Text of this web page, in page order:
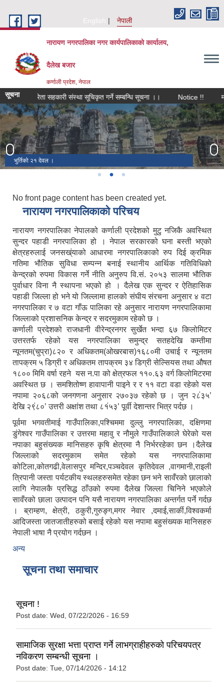
English
नेपाली
नारायण नगरपालिका नगर कार्यपालिकाको कार्यालय,
दैलेख बजार
कर्णाली प्रदेश, नेपाल
सूचना
विक्रेता सहकारी संस्था सूचिकृत गर्ने सम्बन्धि सूचना ।। Notice !!
बेलासपुर मन्दिर ।
भुर्तिको २१ देवल ।
जाहरकोटकाे एक देवल / पादुकाको एक सिलालेख ।
No front page content has been created yet.
नारायण नगरपालिकाको परिचय
नारायण नगरपालिका नेपालको कर्णाली प्रदेशको मुटु नजिकै अवस्थित
सुन्दर पहाडी नगरपालिका हो । नेपाल सरकारको घना बस्ती भएको
क्षेत्रहरुलाई जनसख्ंयाको आधारमा नगरपालिकाको रुप दिई क्रमिक
गतिमा भौतिक सुविधा सम्पन्न बनाई स्थानीय आर्थिक गतिविधिको
केन्द्रको रुपमा विकास गर्ने नीति अनुरुप वि.सं. २०५३ सालमा भौतिक
पुर्वाधार विना नै स्थापना भएको हो । दैलेख एक सुन्दर र ऐतिहासिक
पहाडी जिल्ला हो भने यो जिल्लामा हालको संघीय संरचना अनुसार ४ वटा
नगरपालिका र ७ वटा गाँऊ पालिका रहे अनुसार नारायण नगरपालिकामा
जिल्लाको प्रशासनिक केन्द्र र सदरमुकाम रहेको छ ।
कर्णाली प्रदेशको राजधानी वीरेन्द्रनगर सुर्खेत भन्दा ६७ किलोमिटर
उत्तरतर्फ रहेको यस नगरपालिका समुन्द्र सतहदेखि कम्तीमा
न्यूनतम(चुप्रा)८२० र अधिकतम(ओखरबास)१६८०मी उचाई र न्यूनतम
तापक्रम ५ डिग्री र अधिकतम तापक्रम ३४ डिग्री सेल्सियस तथा औषत
१८०० मिमि वर्षा रहने यस न.पा को क्षेत्रफल ११०.६३ वर्ग किलोमिटरमा
अवस्थित छ । समशितोष्ण हावापानी पाइने र र ११ वटा वडा रहेको यस
नपामा २०६८को जनगणना अनुसार २७०३७ रहेको छ । जुन २८ं३५’
देखि २९ं८०’ उत्तरी अक्षांश तथा ८१ं५३’ पूर्वी देशान्तर भित्र पर्दछ ।
पूर्वमा भगवतीमाई गाउँपालिका,पश्चिममा दुल्लु नगरपालिका, दक्षिणमा
डुंगेश्वर गाउँपालिका र उत्तरमा महावु र नौमुले गाउँपालिकाले घेरेको यस
नपाका बहुसंख्यक मानिसहरु कृषि क्षेत्रमा नै निर्भररहेका छन ।दैलेख
जिल्लाको सदरमुकाम समेत रहेको यस नगरपालिकामा
कोटिला,कोतगढी,वेलासपुर मन्दिर,पञ्चदेवल कृतिदेवल ,वागमानी,राइली
त्रिपानी जस्ता पर्यटकीय स्थलहरुसमेत रहेका छन भने सावँरको छालाको
लागि नेपालकै प्रसिद्ध ठाँउको रुपमा दैलेख जिल्ला चिनिने भएकोले
सावँरको छाला उत्पादन पनि यसै नारायण नगरपालिका अन्तर्गत पर्ने गर्दछ
। ब्राम्हण, क्षेत्री, ठकुरी,गुरुङ्ग,मगर नेवार ,दमाई,सार्की,विश्वकर्मा
आदिजस्ता जातजातीहरुको बसाई रहेको यस नपामा बहुसंख्यक मानिसहरु
नेपाली भाषा नै प्रयोग गर्दछन ।
अन्य
सूचना तथा समाचार
सूचना !
Post date: Wed, 07/22/2026 - 16:59
सामाजिक सुरक्षा भत्ता प्राप्त गर्ने लाभग्राहीहरुको परिचयपत्र
नविकरण सम्बन्धी सूचना ।
Post date: Tue, 07/14/2026 - 14:12